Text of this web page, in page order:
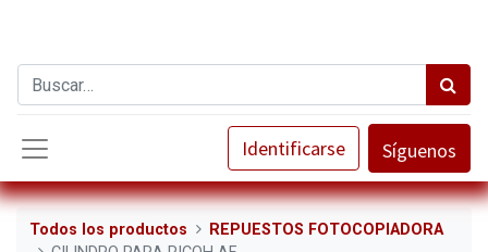
Identificarse Síguenos
Todos los productos
REPUESTOS FOTOCOPIADORA